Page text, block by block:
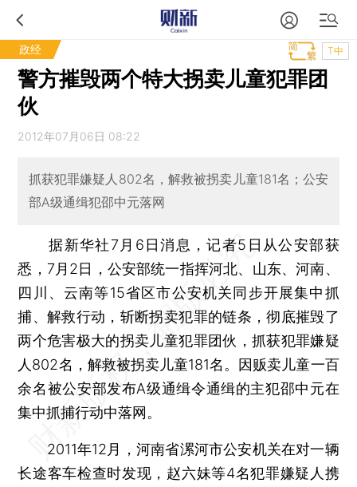
政经 T中
警方摧毁两个特大拐卖儿童犯罪团
伙
2012年07月06日 08:22
抓获犯罪嫌疑人802名，解救被拐卖儿童181名；公安
部A级通缉犯邵中元落网
据新华社7月6日消息，记者5日从公安部获
悉，7月2日，公安部统一指挥河北、山东、河南、
四川、云南等15省区市公安机关同步开展集中抓
捕、解救行动，斩断拐卖犯罪的链条，彻底摧毁了
两个危害极大的拐卖儿童犯罪团伙，抓获犯罪嫌疑
人802名，解救被拐卖儿童181名。因贩卖儿童一百
余名被公安部发布A级通缉令通缉的主犯邵中元在
集中抓捕行动中落网。
2011年12月，河南省漯河市公安机关在对一辆
长途客车检查时发现，赵六妹等4名犯罪嫌疑人携